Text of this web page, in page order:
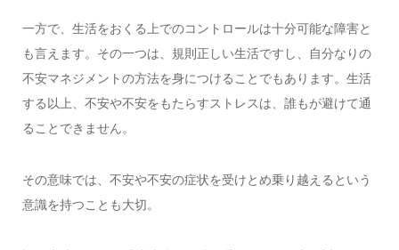
一方で、生活をおくる上でのコントロールは十分可能な障害と
も言えます。その一つは、規則正しい生活ですし、自分なりの
不安マネジメントの方法を身につけることでもあります。生活
する以上、不安や不安をもたらすストレスは、誰もが避けて通
ることできません。
その意味では、不安や不安の症状を受けとめ乗り越えるという
意識を持つことも大切。